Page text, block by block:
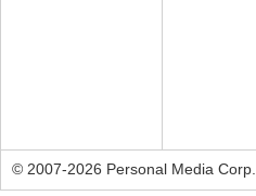
© 2007-2026 Personal Media Corp.